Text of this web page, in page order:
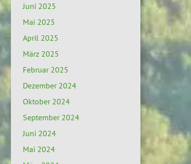
Juni 2025
Mai 2025
April 2025
März 2025
Februar 2025
Dezember 2024
Oktober 2024
September 2024
Juni 2024
Mai 2024